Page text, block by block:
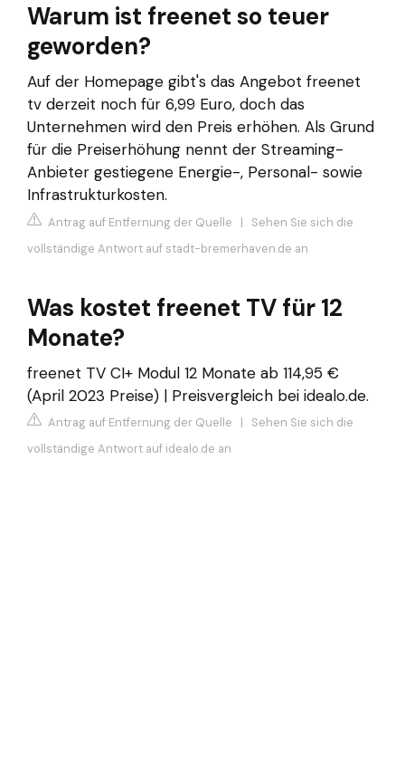
Warum ist freenet so teuer
geworden?
Auf der Homepage gibt's das Angebot freenet
tv derzeit noch für 6,99 Euro, doch das
Unternehmen wird den Preis erhöhen. Als Grund
für die Preiserhöhung nennt der Streaming-
Anbieter gestiegene Energie-, Personal- sowie
Infrastrukturkosten.
Antrag auf Entfernung der Quelle | Sehen Sie sich die
vollständige Antwort auf stadt-bremerhaven.de an
Was kostet freenet TV für 12
Monate?
freenet TV CI+ Modul 12 Monate ab 114,95 €
(April 2023 Preise) | Preisvergleich bei idealo.de.
Antrag auf Entfernung der Quelle | Sehen Sie sich die
vollständige Antwort auf idealo.de an